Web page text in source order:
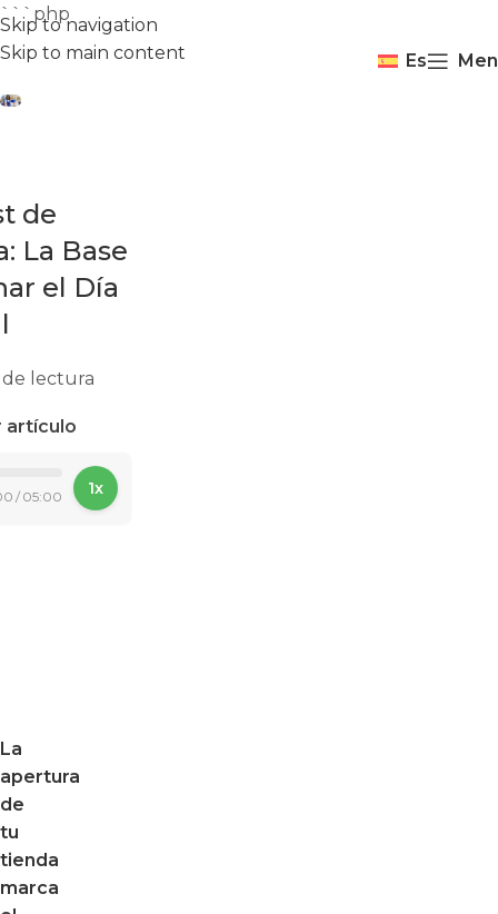
```php
Skip to navigation
Skip to main content
Es
de
La Base
el Día
lectura
artículo
/ 05:00 1x
La
apertura
de
tu
tienda
marca